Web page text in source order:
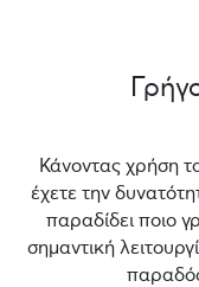
Κάνοντας χρήση
έχετε την
παραδίδει ποιο
σημαντική